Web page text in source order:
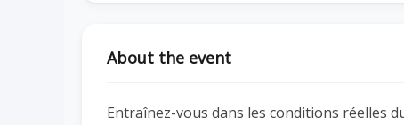
About the event
Entraînez-vous dans les conditions réelles